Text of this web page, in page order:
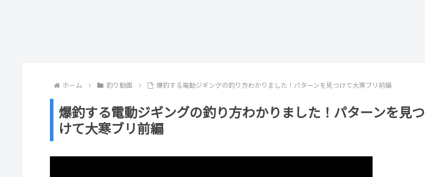
ホーム 釣り動画 爆釣する電動ジギングの釣り方わかりました！パターンを見つけて大寒ブリ前編
爆釣する電動ジギングの釣り方わかりました！パターンを見つ
けて大寒ブリ前編